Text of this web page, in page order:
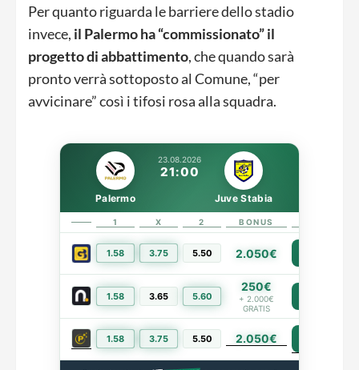
Per quanto riguarda le barriere dello stadio
invece, il Palermo ha “commissionato” il
progetto di abbattimento, che quando sarà
pronto verrà sottoposto al Comune, “per
avvicinare” così i tifosi rosa alla squadra.
23.08.2026
21:00
Palermo Juve Stabia
1 X 2 BONUS
1.58 3.75 5.50 2.050€
1.58 3.65 5.60
250€
+ 2.000€
GRATIS
1.58 3.75 5.50 2.050€